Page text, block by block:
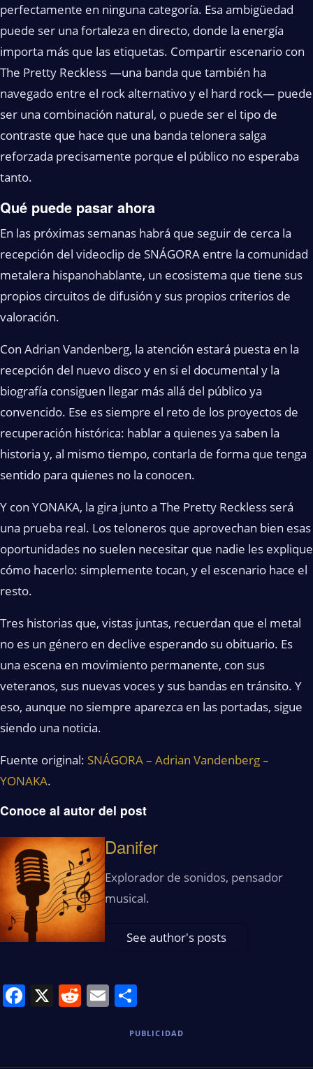
perfectamente en ninguna categoría. Esa ambigüedad
puede ser una fortaleza en directo, donde la energía
importa más que las etiquetas. Compartir escenario con
The Pretty Reckless —una banda que también ha
navegado entre el rock alternativo y el hard rock— puede
ser una combinación natural, o puede ser el tipo de
contraste que hace que una banda telonera salga
reforzada precisamente porque el público no esperaba
tanto.
Qué puede pasar ahora
En las próximas semanas habrá que seguir de cerca la
recepción del videoclip de SNÁGORA entre la comunidad
metalera hispanohablante, un ecosistema que tiene sus
propios circuitos de difusión y sus propios criterios de
valoración.
Con Adrian Vandenberg, la atención estará puesta en la
recepción del nuevo disco y en si el documental y la
biografía consiguen llegar más allá del público ya
convencido. Ese es siempre el reto de los proyectos de
recuperación histórica: hablar a quienes ya saben la
historia y, al mismo tiempo, contarla de forma que tenga
sentido para quienes no la conocen.
Y con YONAKA, la gira junto a The Pretty Reckless será
una prueba real. Los teloneros que aprovechan bien esas
oportunidades no suelen necesitar que nadie les explique
cómo hacerlo: simplemente tocan, y el escenario hace el
resto.
Tres historias que, vistas juntas, recuerdan que el metal
no es un género en declive esperando su obituario. Es
una escena en movimiento permanente, con sus
veteranos, sus nuevas voces y sus bandas en tránsito. Y
eso, aunque no siempre aparezca en las portadas, sigue
siendo una noticia.
Fuente original: SNÁGORA – Adrian Vandenberg –
YONAKA.
Conoce al autor del post
Danifer
Explorador de sonidos, pensador
musical.
See author's posts
Facebook
X Reddit
Email
PUBLICIDAD